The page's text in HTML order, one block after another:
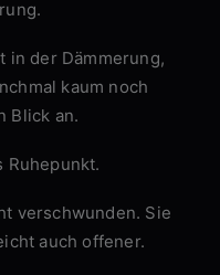
kaum noch
Blick an.
Ruhepunkt.
auch offener.